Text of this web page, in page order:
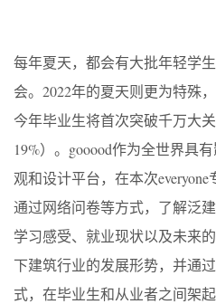
每年夏天，都会有大批年轻学
会。2022年的夏天则更为特殊
今年毕业生将首次突破千万大
19%）。gooood作为全世界具
观和设计平台，在本次
通过网络问卷等方式，了解泛
学习感受、就业现状以及未来
下建筑行业的发展形势，并通
式，在毕业生和从业者之间架起